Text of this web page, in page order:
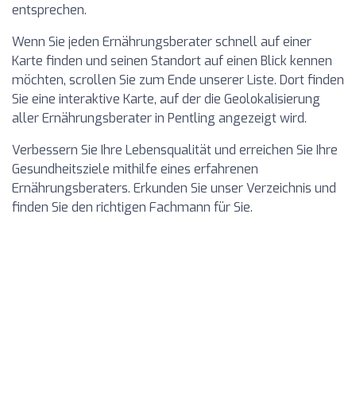
entsprechen.
Wenn Sie jeden Ernährungsberater schnell auf einer
Karte finden und seinen Standort auf einen Blick kennen
möchten, scrollen Sie zum Ende unserer Liste. Dort finden
Sie eine interaktive Karte, auf der die Geolokalisierung
aller Ernährungsberater in Pentling angezeigt wird.
Verbessern Sie Ihre Lebensqualität und erreichen Sie Ihre
Gesundheitsziele mithilfe eines erfahrenen
Ernährungsberaters. Erkunden Sie unser Verzeichnis und
finden Sie den richtigen Fachmann für Sie.